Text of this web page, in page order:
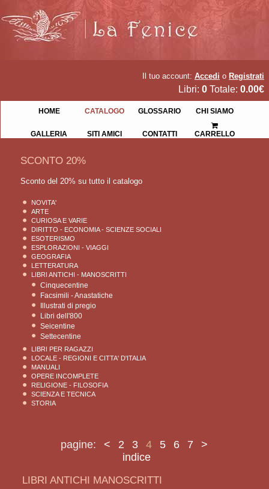
Il tuo account: Accedi o Registrati
Libri: 0 Totale: 0.00€
HOME CATALOGO GLOSSARIO CHI SIAMO
GALLERIA SITI AMICI CONTATTI CARRELLO
SCONTO 20%
Sconto del 20% su tutto il catalogo
NOVITA'
ARTE
CURIOSA E VARIE
DIRITTO - ECONOMIA - SCIENZE SOCIALI
ESOTERISMO
ESPLORAZIONI - VIAGGI
GEOGRAFIA
LETTERATURA
LIBRI ANTICHI - MANOSCRITTI
Cinquecentine
Facsimili - Anastatiche
Illustrati di pregio
Libri dell'800
Seicentine
Settecentine
LIBRI PER RAGAZZI
LOCALE - REGIONI E CITTA' D'ITALIA
MANUALI
OPERE INCOMPLETE
RELIGIONE - FILOSOFIA
SCIENZA E TECNICA
STORIA
pagine: < 2 3 4 5 6 7
>
indice
LIBRI ANTICHI MANOSCRITTI